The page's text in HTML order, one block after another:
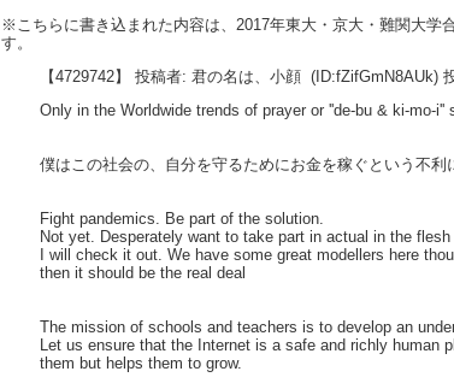
※こちらに書き込まれた内容は、2017年東大・京大・難関大学
す。
【4729742】 投稿者: 君の名は、小顔 (ID:fZifGmN8AUk)
Only in the Worldwide trends of prayer or ''de-bu & ki-mo-
僕はこの社会の、自分を守るためにお金を稼ぐという不利
Fight pandemics. Be part of the solution.
Not yet. Desperately want to take part in actual in the
I will check it out. We have some great modellers here
then it should be the real deal
The mission of schools and teachers is to develop an
Let us ensure that the Internet is a safe and richly human
them but helps them to grow.